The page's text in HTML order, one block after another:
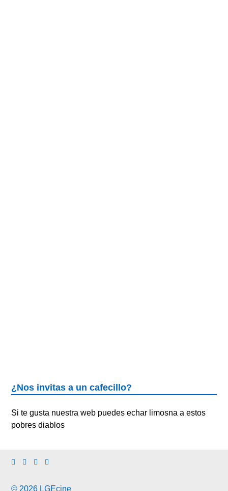
¿Nos invitas a un cafecillo?
Si te gusta nuestra web puedes echar limosna a estos
pobres diablos
© 2026 LGEcine